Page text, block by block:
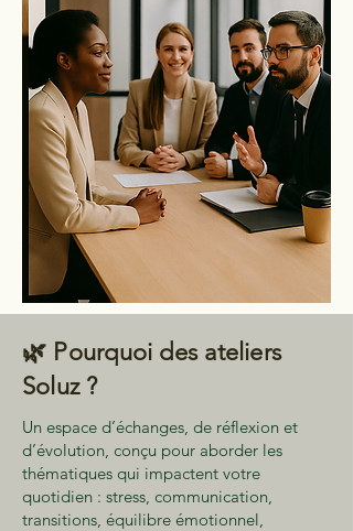
🌿 Pourquoi des ateliers
Soluz ?
Un espace d’échanges, de réflexion et
d’évolution, conçu pour aborder les
thématiques qui impactent votre
quotidien : stress, communication,
transitions, équilibre émotionnel,